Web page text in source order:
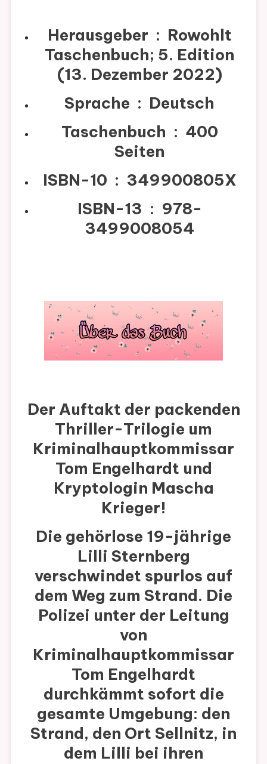
Herausgeber ‏ : ‎ Rowohlt
Taschenbuch; 5. Edition
(13. Dezember 2022)
Sprache ‏ : ‎ Deutsch
Taschenbuch ‏ : ‎ 400
Seiten
ISBN-10 ‏ : ‎ 349900805X
ISBN-13 ‏ : ‎ 978-
3499008054
Der Auftakt der packenden
Thriller-Trilogie um
Kriminalhauptkommissar
Tom Engelhardt und
Kryptologin Mascha
Krieger!
Die gehörlose 19-jährige
Lilli Sternberg
verschwindet spurlos auf
dem Weg zum Strand. Die
Polizei unter der Leitung
von
Kriminalhauptkommissar
Tom Engelhardt
durchkämmt sofort die
gesamte Umgebung: den
Strand, den Ort Sellnitz, in
dem Lilli bei ihren